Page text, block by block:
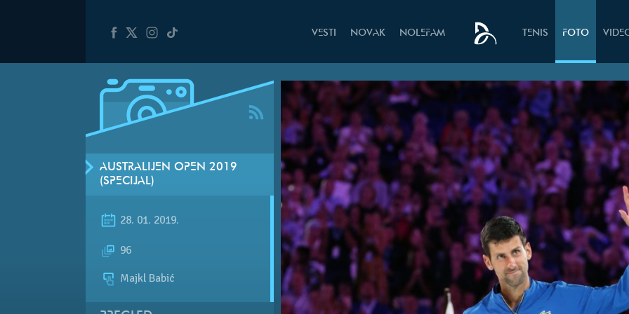
VESTI NOVAK NOLEFAM TENIS FOTO
AUSTRALIJEN OPEN 2019
(SPECIJAL)
28. 01. 2019.
96
Majkl Babić